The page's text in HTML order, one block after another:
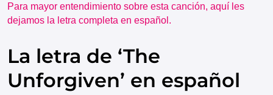
Para mayor entendimiento sobre esta canción, aquí les
dejamos la letra completa en español.
La letra de ‘The
Unforgiven’ en español